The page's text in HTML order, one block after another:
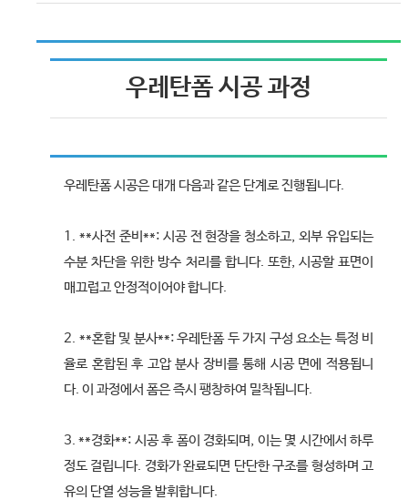
우레탄폼 시공 과정
우레탄폼 시공은 대개 다음과 같은 단계로 진행됩니다.
1. **사전 준비**: 시공 전 현장을 청소하고, 외부 유입되는
수분 차단을 위한 방수 처리를 합니다. 또한, 시공할 표면이
매끄럽고 안정적이어야 합니다.
2. **혼합 및 분사**: 우레탄폼 두 가지 구성 요소는 특정 비
율로 혼합된 후 고압 분사 장비를 통해 시공 면에 적용됩니
다. 이 과정에서 폼은 즉시 팽창하여 밀착됩니다.
3. **경화**: 시공 후 폼이 경화되며, 이는 몇 시간에서 하루
정도 걸립니다. 경화가 완료되면 단단한 구조를 형성하며 고
유의 단열 성능을 발휘합니다.